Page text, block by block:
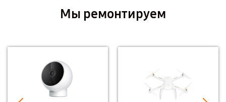
Мы ремонтируем